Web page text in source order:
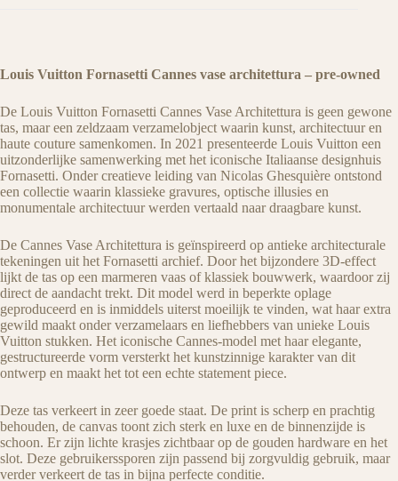
Louis Vuitton Fornasetti Cannes vase architettura – pre-owned
De Louis Vuitton Fornasetti Cannes Vase Architettura is geen gewone
tas, maar een zeldzaam verzamelobject waarin kunst, architectuur en
haute couture samenkomen. In 2021 presenteerde Louis Vuitton een
uitzonderlijke samenwerking met het iconische Italiaanse designhuis
Fornasetti. Onder creatieve leiding van Nicolas Ghesquière ontstond
een collectie waarin klassieke gravures, optische illusies en
monumentale architectuur werden vertaald naar draagbare kunst.
De Cannes Vase Architettura is geïnspireerd op antieke architecturale
tekeningen uit het Fornasetti archief. Door het bijzondere 3D-effect
lijkt de tas op een marmeren vaas of klassiek bouwwerk, waardoor zij
direct de aandacht trekt. Dit model werd in beperkte oplage
geproduceerd en is inmiddels uiterst moeilijk te vinden, wat haar extra
gewild maakt onder verzamelaars en liefhebbers van unieke Louis
Vuitton stukken. Het iconische Cannes-model met haar elegante,
gestructureerde vorm versterkt het kunstzinnige karakter van dit
ontwerp en maakt het tot een echte statement piece.
Deze tas verkeert in zeer goede staat. De print is scherp en prachtig
behouden, de canvas toont zich sterk en luxe en de binnenzijde is
schoon. Er zijn lichte krasjes zichtbaar op de gouden hardware en het
slot. Deze gebruikerssporen zijn passend bij zorgvuldig gebruik, maar
verder verkeert de tas in bijna perfecte conditie.